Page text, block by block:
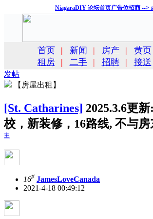
NiagaraDIY 论坛首页广告位招商 -->
首页 | 新闻 | 房产 | 黄页
租房
| 二手 | 招聘 | 接送
发帖
【房屋出租】
[St. Catharines] 2025.3.6更
校，新装修，16路线, 不与
主
16# JamesLoveCanada
2021-4-18 00:49:12